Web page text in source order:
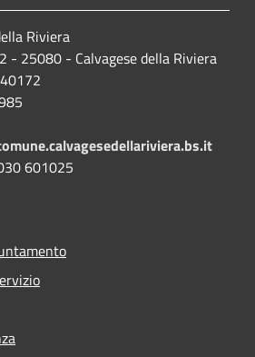
Riviera
- 25080 - Calvagese della Riviera
601025